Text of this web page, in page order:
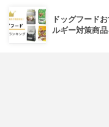
ドッグフード
ルギー対策商